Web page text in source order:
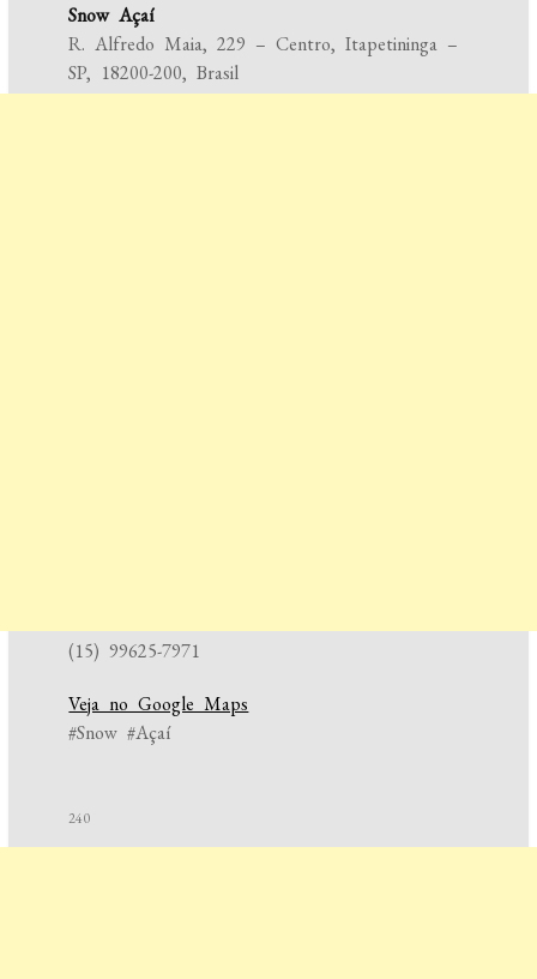
Snow Açaí
R. Alfredo Maia, 229 – Centro, Itapetininga –
SP, 18200-200, Brasil
(15) 99625-7971
Veja no Google Maps
#Snow #Açaí
240